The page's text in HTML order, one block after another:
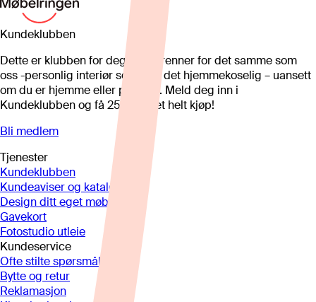
Kundeklubben
Dette er klubben for deg som brenner for det samme som
oss -personlig interiør som gjør det hjemmekoselig – uansett
om du er hjemme eller på hytta. Meld deg inn i
Kundeklubben og få 25%* på et helt kjøp!
Bli medlem
Tjenester
Kundeklubben
Kundeaviser og kataloger
Design ditt eget møbel
Gavekort
Fotostudio utleie
Kundeservice
Ofte stilte spørsmål
Bytte og retur
Reklamasjon